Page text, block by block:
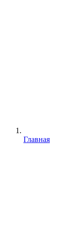
Главная